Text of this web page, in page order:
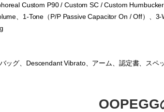
Custom P90 / Custom SC / Custom Humbucker
、1-Tone（P/P Passive Capacitor On / Off）、
ッグ、Descendant Vibrato、アーム、認定書、スペ
OOPEGG